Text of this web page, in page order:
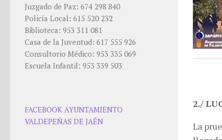
2./
La
Juzgado de Paz: 674 298 840
Policía Local: 615 520 232
Biblioteca: 953 311 081
Casa de la Juventud: 617 555 926
Consultorio Médico: 953 335 069
Escuela Infantil: 953 339 503
FACEBOOK AYUNTAMIENTO
VALDEPEÑAS DE JAÉN